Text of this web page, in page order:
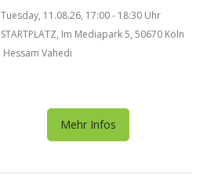
Tuesday, 11.08.26, 17:00 - 18:30 Uhr
STARTPLATZ, Im Mediapark 5, 50670 Köln
Hessam Vahedi
Mehr Infos